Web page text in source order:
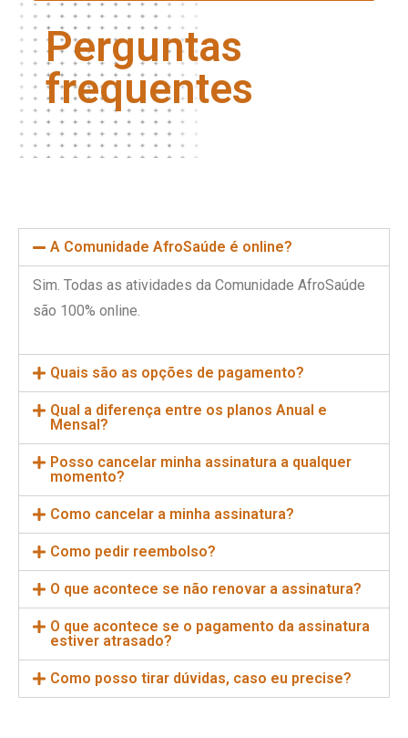
Perguntas
frequentes
A Comunidade AfroSaúde é online?
Sim. Todas as atividades da Comunidade AfroSaúde
são 100% online.
Quais são as opções de pagamento?
Qual a diferença entre os planos Anual e
Mensal?
Posso cancelar minha assinatura a qualquer
momento?
Como cancelar a minha assinatura?
Como pedir reembolso?
O que acontece se não renovar a assinatura?
O que acontece se o pagamento da assinatura
estiver atrasado?
Como posso tirar dúvidas, caso eu precise?